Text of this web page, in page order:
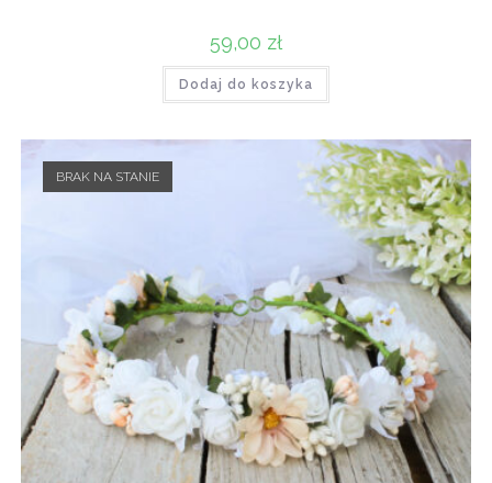
59,00 zł
Dodaj do koszyka
BRAK NA STANIE